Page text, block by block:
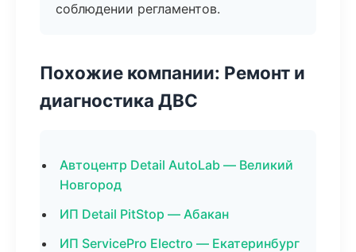
соблюдении регламентов.
Похожие компании: Ремонт и
диагностика ДВС
Автоцентр Detail AutoLab — Великий
Новгород
ИП Detail PitStop — Абакан
ИП ServicePro Electro — Екатеринбург